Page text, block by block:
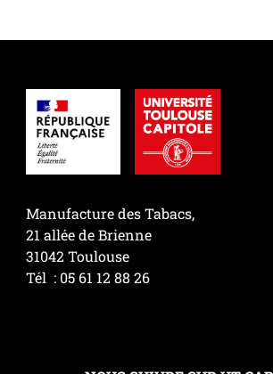
Manufacture des Tabacs,
21 allée de Brienne
31042 Toulouse
Tél : 05 61 12 88 26